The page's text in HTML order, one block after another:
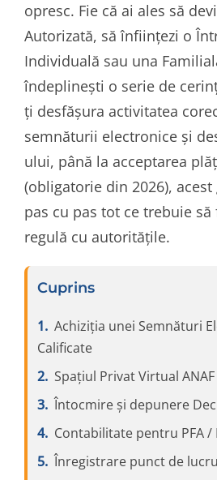
opresc. Fie că ai ales să
Autorizată, să înființezi o
Individuală sau una
îndeplinești o serie de
ți desfășura activitatea
semnăturii electronice și
ului, până la acceptarea
(obligatorie din 2026),
pas cu pas tot ce trebuie
regulă cu autoritățile.
Cuprins
Achiziția unei Semnături
Calificate
Spațiul Privat Virtual ANAF
Întocmire și depunere
Contabilitate pentru PFA /
Înregistrare punct de lucru